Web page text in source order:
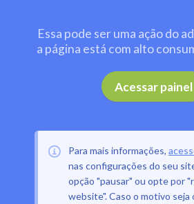
Essa pode ser uma ação do
a página está com alto
Acessar painel
Para mais informações,
nas configurações do seu
opção "pausar" ou opte por
website". Caso o motivo seja